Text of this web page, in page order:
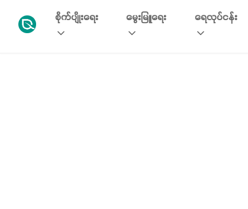
စိုက်ပျိုးရေး မွေးမြူရေး ရေလုပ်ငန်း